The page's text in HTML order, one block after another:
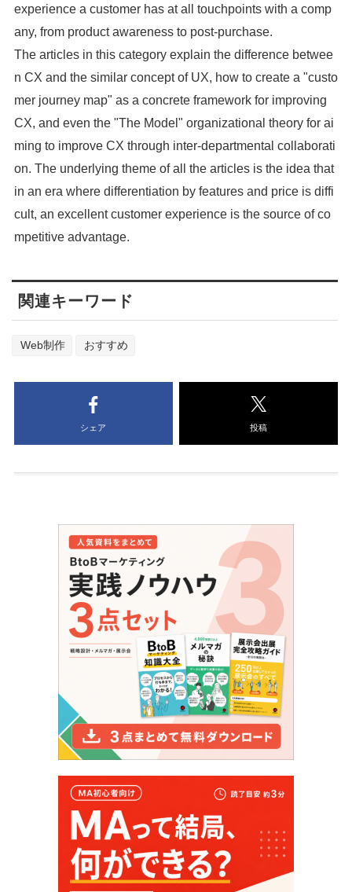
experience a customer has at all touchpoints with a comp
any, from product awareness to post-purchase.
The articles in this category explain the difference betwee
n CX and the similar concept of UX, how to create a "custo
mer journey map" as a concrete framework for improving
CX, and even the "The Model" organizational theory for ai
ming to improve CX through inter-departmental collaborati
on. The underlying theme of all the articles is the idea that
in an era where differentiation by features and price is diffi
cult, an excellent customer experience is the source of co
mpetitive advantage.
関連キーワード
Web制作 おすすめ
シェア 投稿